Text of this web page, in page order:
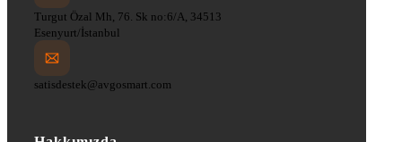
Turgut Özal Mh, 76. Sk no:6/A, 34513
Esenyurt/İstanbul
satisdestek@avgosmart.com